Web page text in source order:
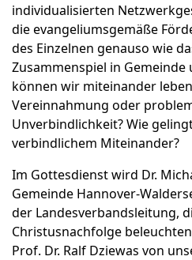
individualisierten
die evangeliumsgemäße
des Einzelnen genauso wie
Zusammenspiel in Gemeinde
können wir miteinander
Vereinnahmung oder
Unverbindlichkeit? Wie
verbindlichem Miteinander?
Im Gottesdienst wird Dr.
Gemeinde Hannover-
der Landesverbandsleitung,
Christusnachfolge
Prof. Dr. Ralf Dziewas von